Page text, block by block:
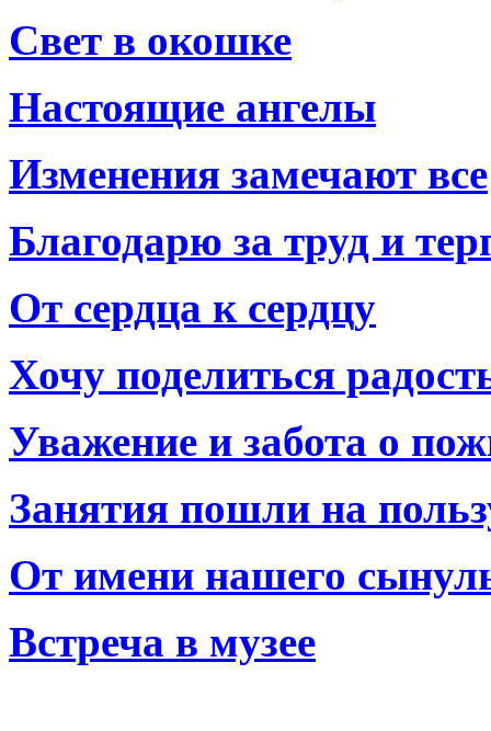
Свет в окошке
Настоящие ангелы
Изменения замечают все
Благодарю за труд и
От сердца к сердцу
Хочу поделиться
Уважение и забота о
Занятия пошли на
От имени нашего
Встреча в музее